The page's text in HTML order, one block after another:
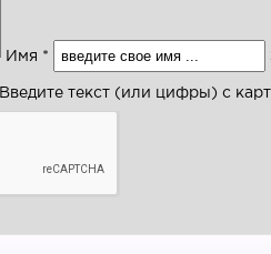
Имя *
Введите текст (или цифры) с